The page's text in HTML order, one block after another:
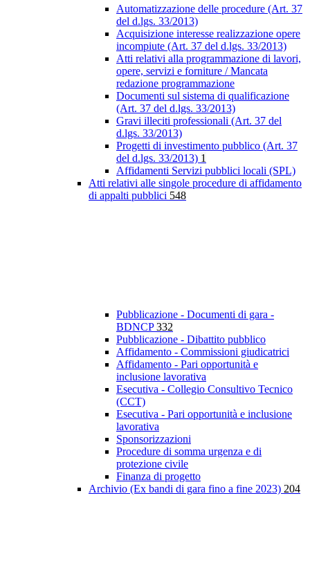
Automatizzazione delle procedure (Art. 37
del d.lgs. 33/2013)
Acquisizione interesse realizzazione opere
incompiute (Art. 37 del d.lgs. 33/2013)
Atti relativi alla programmazione di lavori,
opere, servizi e forniture / Mancata
redazione programmazione
Documenti sul sistema di qualificazione
(Art. 37 del d.lgs. 33/2013)
Gravi illeciti professionali (Art. 37 del
d.lgs. 33/2013)
Progetti di investimento pubblico (Art. 37
del d.lgs. 33/2013) 1
Affidamenti Servizi pubblici locali (SPL)
Atti relativi alle singole procedure di affidamento
di appalti pubblici 548
Pubblicazione - Documenti di gara -
BDNCP332
Pubblicazione - Dibattito pubblico
Affidamento - Commissioni giudicatrici
Affidamento - Pari opportunità e
inclusione lavorativa
Esecutiva - Collegio Consultivo Tecnico
(CCT)
Esecutiva - Pari opportunità e inclusione
lavorativa
Sponsorizzazioni
Procedure di somma urgenza e di
protezione civile
Finanza di progetto
Archivio (Ex bandi di gara fino a fine 2023) 204